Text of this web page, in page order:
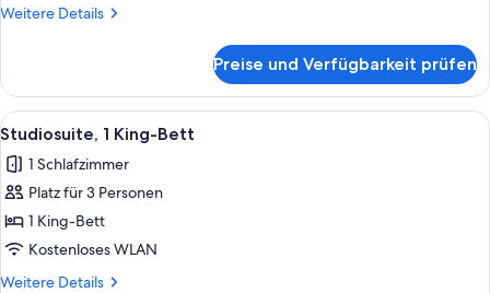
Weitere Details
Weitere
Preise und Verfügbarkeit prüfen
Alle
Fotos
für
Studiosuite,
1 King-
Bett
anzeigen
Ein Hotelzimmer mit einem Bett,
3
Studiosuite, 1 King-Bett
1 Schlafzimmer
Platz für 3 Personen
1 King-Bett
Kostenloses WLAN
Weitere Details
Weitere